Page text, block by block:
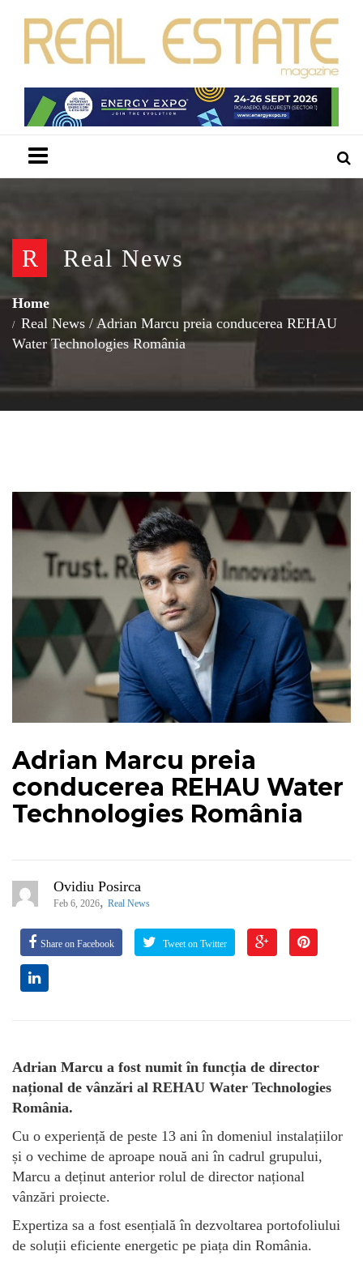
R Real News
Home
Real News / Adrian Marcu preia conducerea REHAU
Water Technologies România
Adrian Marcu preia
conducerea REHAU Water
Technologies România
Ovidiu Posirca
Feb 6, 2026, Real News
Share on Facebook Tweet on Twitter
Adrian Marcu a fost numit în funcția de director
național de vânzări al REHAU Water Technologies
România.
Cu o experiență de peste 13 ani în domeniul instalațiilor
și o vechime de aproape nouă ani în cadrul grupului,
Marcu a deținut anterior rolul de director național
vânzări proiecte.
Expertiza sa a fost esențială în dezvoltarea portofoliului
de soluții eficiente energetic pe piața din România.